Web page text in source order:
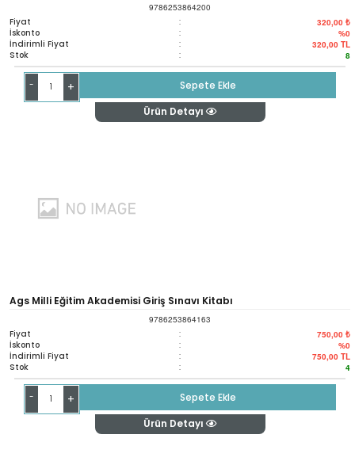
9786253864200
Fiyat : 320,00 ₺
İskonto : %0
İndirimli Fiyat : 320,00 TL
Stok : 8
- +
Sepete Ekle
Ürün Detayı
Ags Milli Eğitim Akademisi Giriş Sınavı Kitabı
9786253864163
Fiyat : 750,00 ₺
İskonto : %0
İndirimli Fiyat : 750,00 TL
Stok : 4
- +
Sepete Ekle
Ürün Detayı